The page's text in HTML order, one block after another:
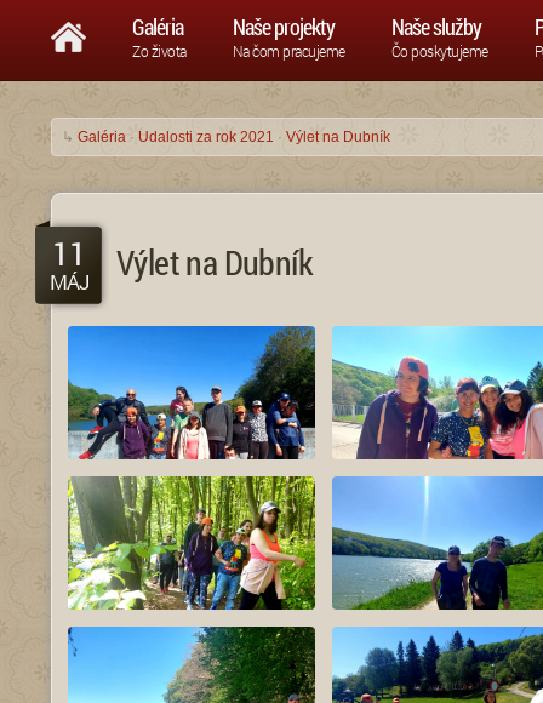
Galéria
Zo života
Naše projekty
Na čom pracujeme
Naše služby
Čo poskytujeme
↳ Galéria · Udalosti za rok 2021 · Výlet na Dubník
11
MÁJ Výlet na Dubník